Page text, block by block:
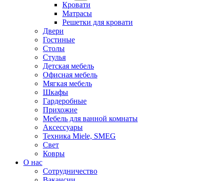
Кровати
Матрасы
Решетки для кровати
Двери
Гостиные
Столы
Стулья
Детская мебель
Офисная мебель
Мягкая мебель
Шкафы
Гардеробные
Прихожие
Мебель для ванной комнаты
Аксессуары
Техника Miele, SMEG
Свет
Ковры
О нас
Сотрудничество